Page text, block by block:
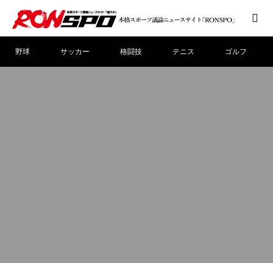
野球 サッカー 格闘技 テニス ゴルフ